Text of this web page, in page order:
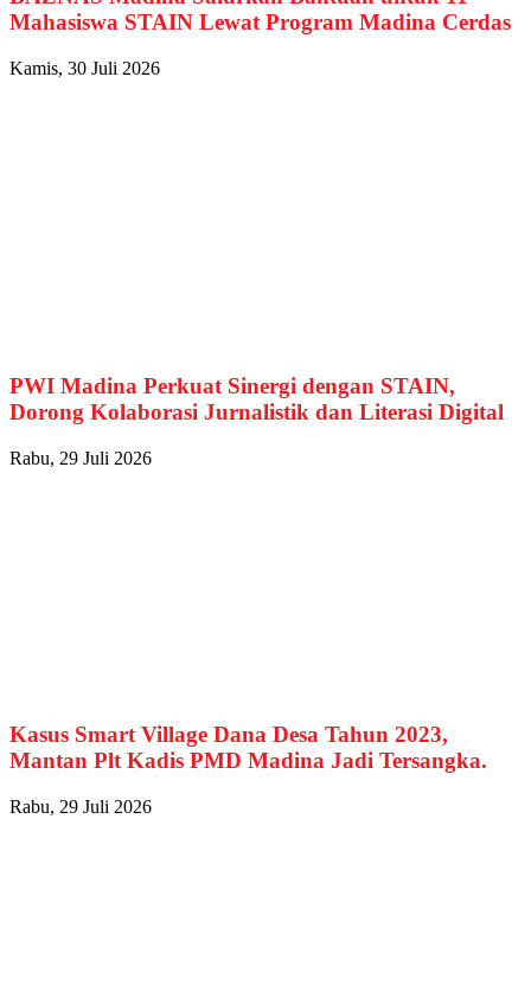
Mahasiswa STAIN Lewat Program Madina Cerdas
Kamis, 30 Juli 2026
PWI Madina Perkuat Sinergi dengan STAIN,
Dorong Kolaborasi Jurnalistik dan Literasi Digital
Rabu, 29 Juli 2026
Kasus Smart Village Dana Desa Tahun 2023,
Mantan Plt Kadis PMD Madina Jadi Tersangka.
Rabu, 29 Juli 2026